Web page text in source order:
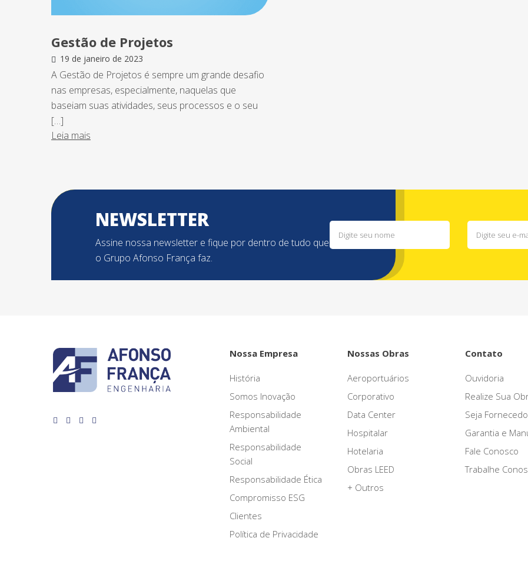
Gestão de Projetos
19 de janeiro de 2023
A Gestão de Projetos é sempre um grande desafio
nas empresas, especialmente, naquelas que
baseiam suas atividades, seus processos e o seu
[…]
Leia mais
NEWSLETTER
Assine nossa newsletter e fique por dentro de tudo que
o Grupo Afonso França faz.
Nossa Empresa
História
Somos Inovação
Responsabilidade
Ambiental
Responsabilidade
Social
Responsabilidade Ética
Compromisso ESG
Clientes
Política de Privacidade
Nossas Obras
Aeroportuários
Corporativo
Data Center
Hospitalar
Hotelaria
Obras LEED
+ Outros
Contato
Ouvidoria
Realize Sua
Seja
Garantia e
Fale Conosco
Trabalhe